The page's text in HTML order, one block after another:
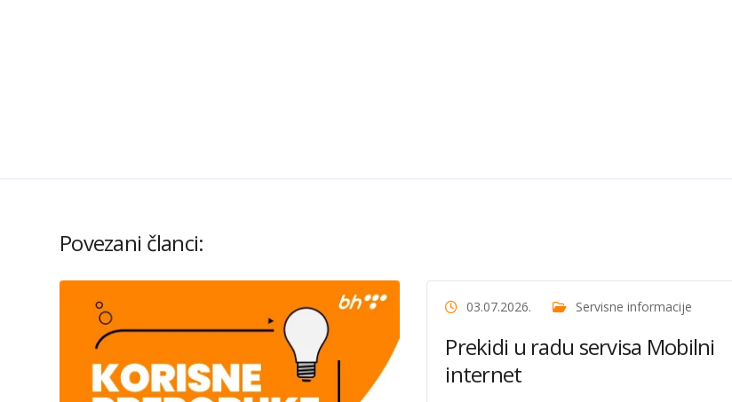
Povezani članci:
03.07.2026. Servisne informacije
Prekidi u radu servisa Mobilni
internet